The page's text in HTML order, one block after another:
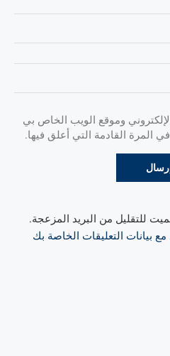
وموقع الويب الخاص بي
المرة القادمة التي أعلق فيها.
للتقليل من البريد المزعجة.
بيانات التعليقات الخاصة بك